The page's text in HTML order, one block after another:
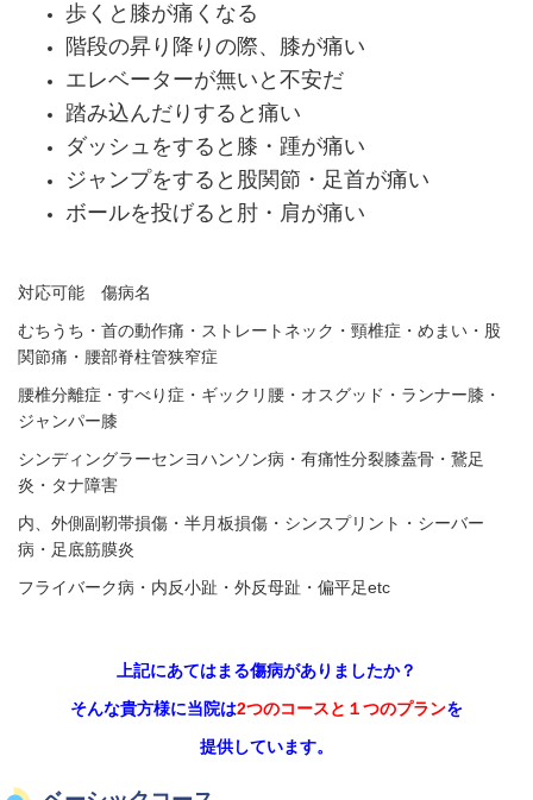
歩くと膝が痛くなる
階段の昇り降りの際、膝が痛い
エレベーターが無いと不安だ
踏み込んだりすると痛い
ダッシュをすると膝・踵が痛い
ジャンプをすると股関節・足首が痛い
ボールを投げると肘・肩が痛い
対応可能 傷病名
むちうち・首の動作痛・ストレートネック・頸椎症・めまい・股
関節痛・腰部脊柱管狭窄症
腰椎分離症・すべり症・ギックリ腰・オスグッド・ランナー膝・
ジャンパー膝
シンディングラーセンヨハンソン病・有痛性分裂膝蓋骨・鵞足
炎・タナ障害
内、外側副靭帯損傷・半月板損傷・シンスプリント・シーバー
病・足底筋膜炎
フライバーク病・内反小趾・外反母趾・偏平足etc
上記にあてはまる傷病がありましたか？
そんな貴方様に当院は2つのコースと１つのプランを
提供しています。